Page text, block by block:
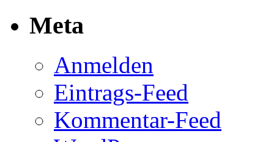
Meta
Anmelden
Eintrags-Feed
Kommentar-Feed